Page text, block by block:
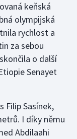
keňská
olympijská
rychlost a
za sebou
o další
Senayet
Filip Sasínek,
I díky němu
Abdilaahi